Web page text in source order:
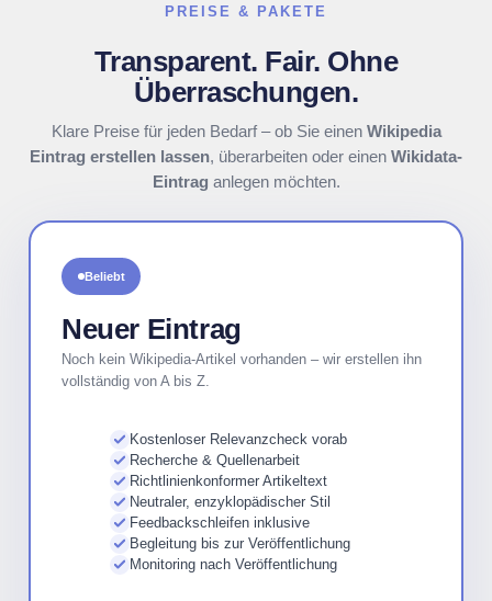
PREISE & PAKETE
Transparent. Fair. Ohne
Überraschungen.
Klare Preise für jeden Bedarf – ob Sie einen Wikipedia
Eintrag erstellen lassen, überarbeiten oder einen Wikidata-
Eintrag anlegen möchten.
Beliebt
Neuer Eintrag
Noch kein Wikipedia-Artikel vorhanden – wir erstellen ihn
vollständig von A bis Z.
Kostenloser Relevanzcheck vorab
Recherche & Quellenarbeit
Richtlinienkonformer Artikeltext
Neutraler, enzyklopädischer Stil
Feedbackschleifen inklusive
Begleitung bis zur Veröffentlichung
Monitoring nach Veröffentlichung